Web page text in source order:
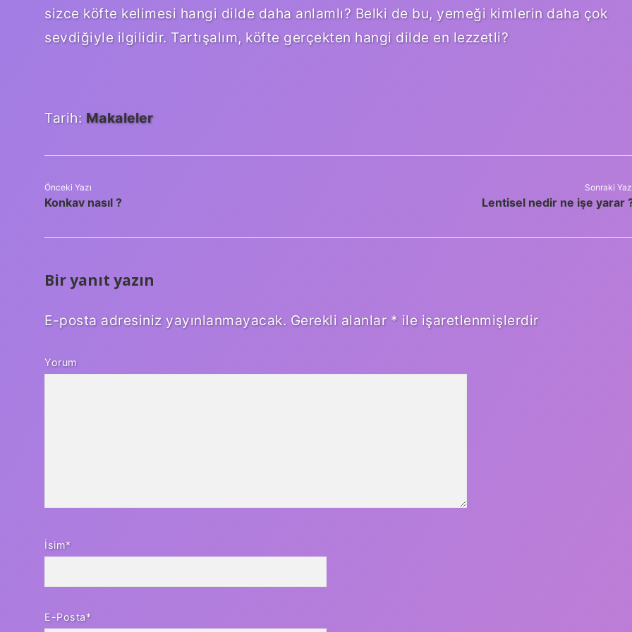
sizce köfte kelimesi hangi dilde daha anlamlı? Belki de bu, yemeği kimlerin daha çok
sevdiğiyle ilgilidir. Tartışalım, köfte gerçekten hangi dilde en lezzetli?
Tarih: Makaleler
Önceki Yazı
Konkav nasıl ?
Sonraki
Lentisel nedir ne işe yarar
Bir yanıt yazın
E-posta adresiniz yayınlanmayacak. Gerekli alanlar * ile işaretlenmişlerdir
Yorum
İsim*
E-Posta*